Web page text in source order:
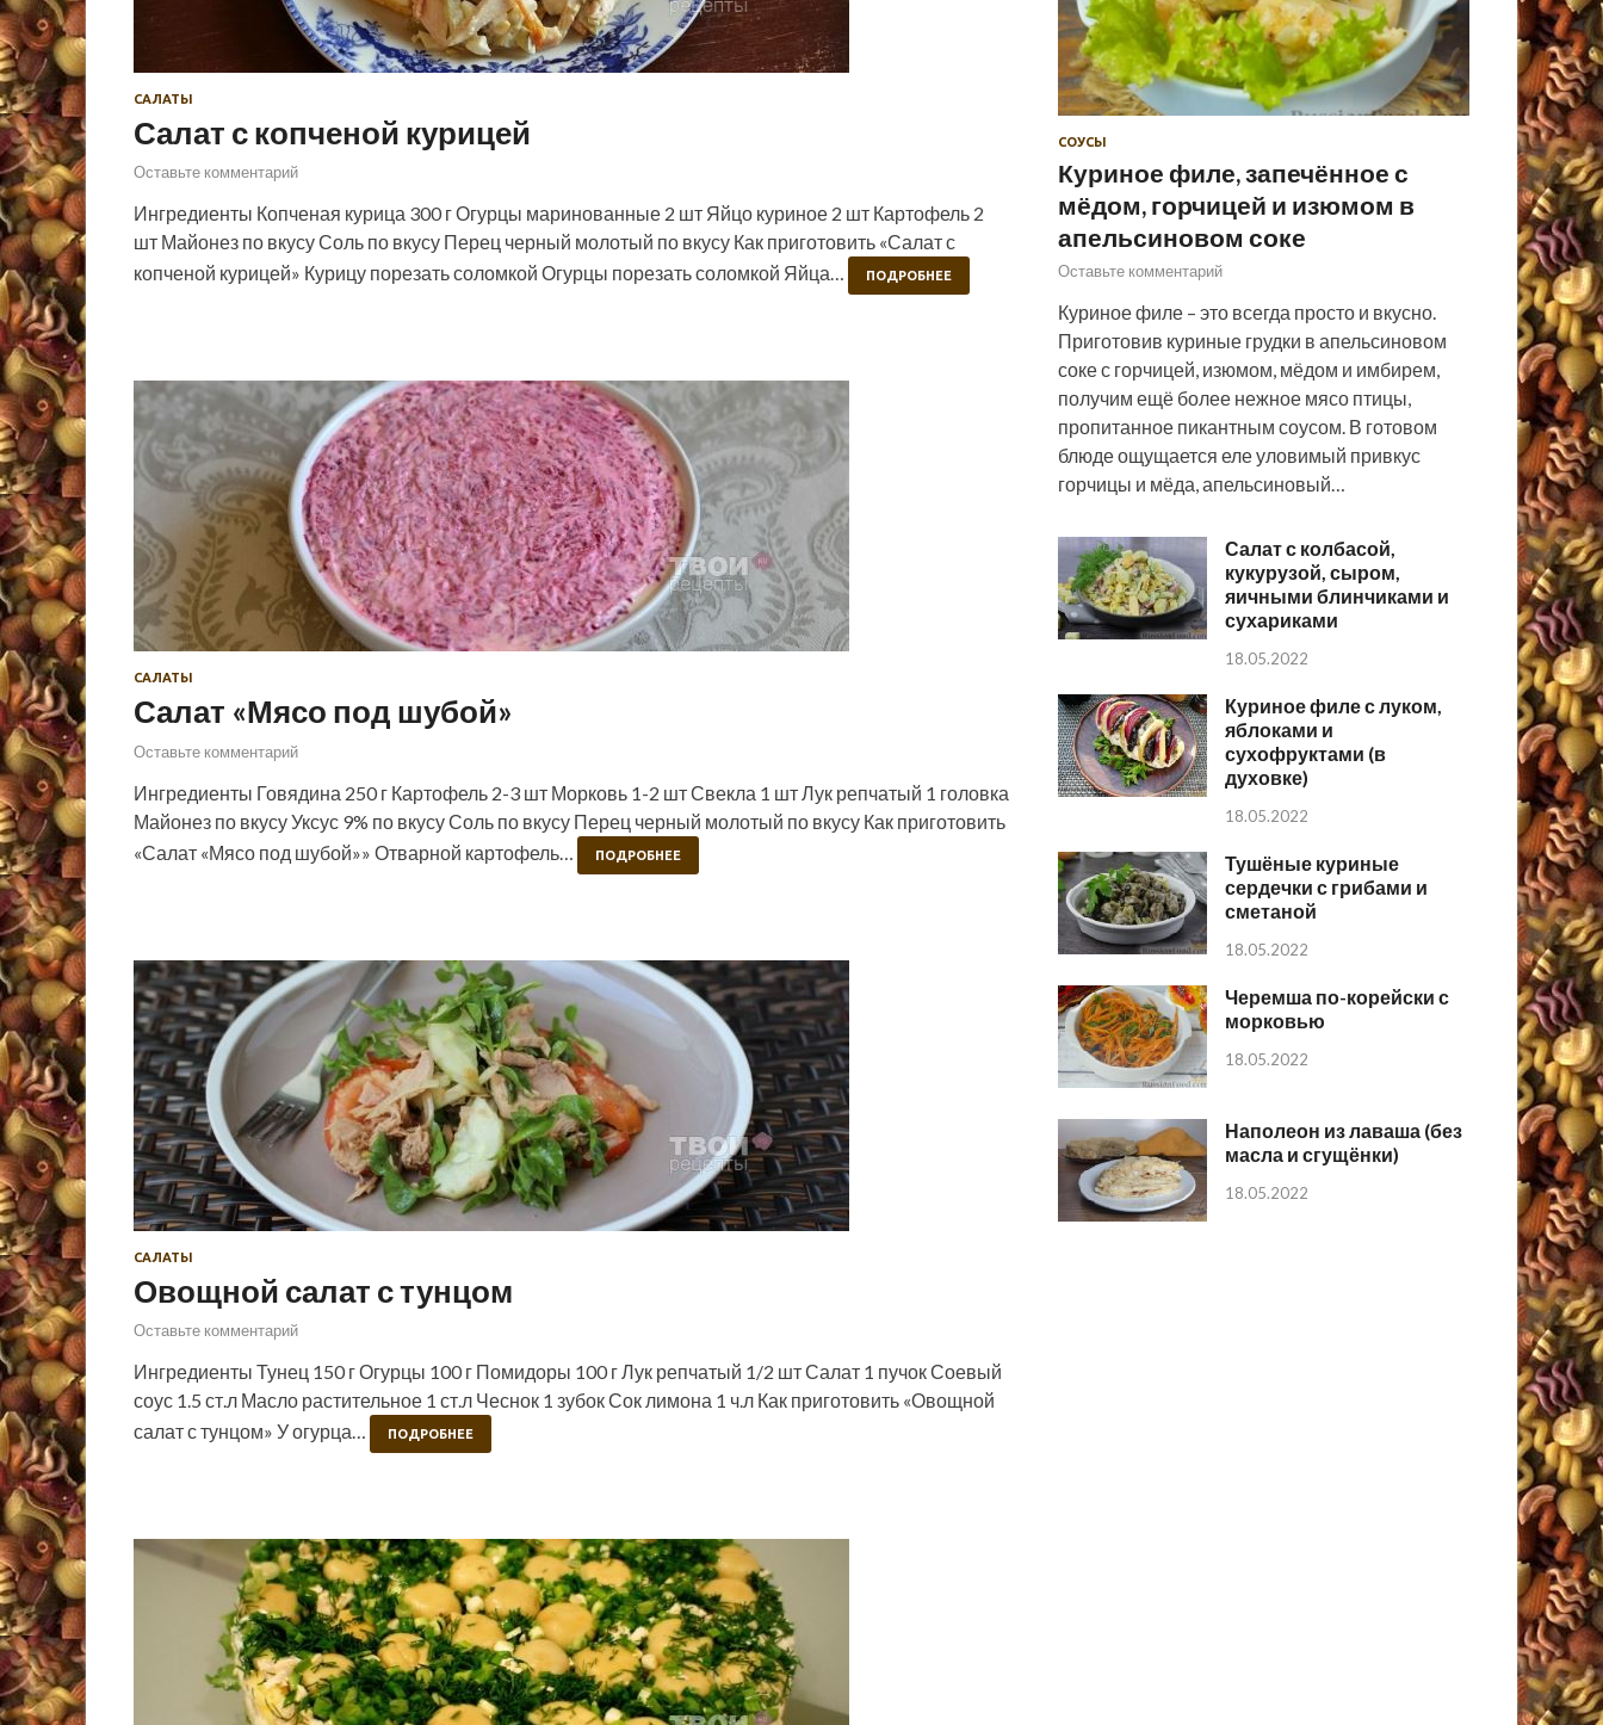
САЛАТЫ
Салат с копченой курицей
Оставьте комментарий
Ингредиенты Копченая курица 300 г Огурцы маринованные 2 шт Яйцо куриное 2 шт Картофель 2
шт Майонез по вкусу Соль по вкусу Перец черный молотый по вкусу Как приготовить «Салат с
копченой курицей» Курицу порезать соломкой Огурцы порезать соломкой Яйца…
ПОДРОБНЕЕ
САЛАТЫ
Салат «Мясо под шубой»
Оставьте комментарий
Ингредиенты Говядина 250 г Картофель 2-3 шт Морковь 1-2 шт Свекла 1 шт Лук репчатый 1 головка
Майонез по вкусу Уксус 9% по вкусу Соль по вкусу Перец черный молотый по вкусу Как приготовить
«Салат «Мясо под шубой»» Отварной картофель…
ПОДРОБНЕЕ
САЛАТЫ
Овощной салат с тунцом
Оставьте комментарий
Ингредиенты Тунец 150 г Огурцы 100 г Помидоры 100 г Лук репчатый 1/2 шт Салат 1 пучок Соевый
соус 1.5 ст.л Масло растительное 1 ст.л Чеснок 1 зубок Сок лимона 1 ч.л Как приготовить «Овощной
салат с тунцом» У огурца…
ПОДРОБНЕЕ
СОУСЫ
Куриное филе, запечённое с
мёдом, горчицей и изюмом в
апельсиновом соке
Оставьте комментарий
Куриное филе – это всегда просто и вкусно.
Приготовив куриные грудки в апельсиновом
соке с горчицей, изюмом, мёдом и имбирем,
получим ещё более нежное мясо птицы,
пропитанное пикантным соусом. В готовом
блюде ощущается еле уловимый привкус
горчицы и мёда, апельсиновый…
Салат с колбасой,
кукурузой, сыром,
яичными блинчиками и
сухариками
18.05.2022
Куриное филе с луком,
яблоками и
сухофруктами (в
духовке)
18.05.2022
Тушёные куриные
сердечки с грибами и
сметаной
18.05.2022
Черемша по-корейски с
морковью
18.05.2022
Наполеон из лаваша (без
масла и сгущёнки)
18.05.2022